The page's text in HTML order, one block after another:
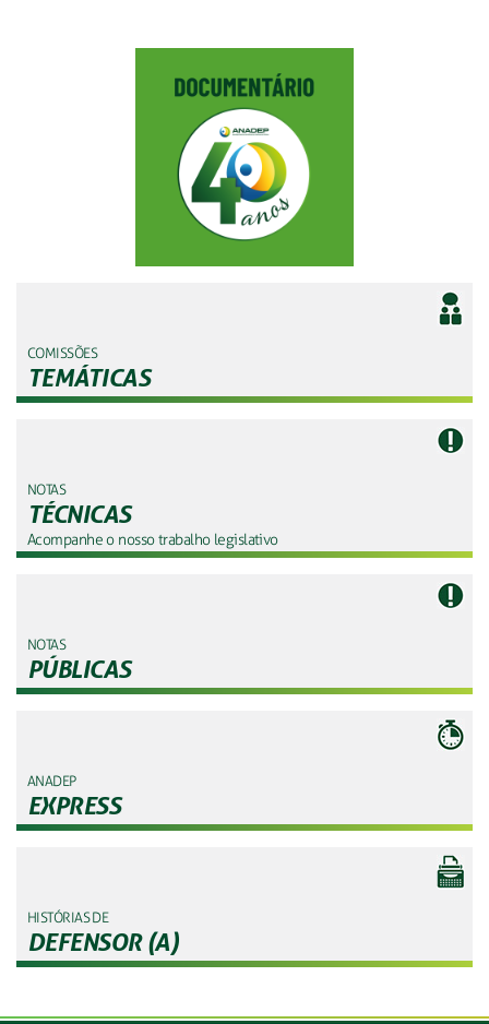
COMISSÕES
TEMÁTICAS
NOTAS
TÉCNICAS
Acompanhe o nosso trabalho legislativo
NOTAS
PÚBLICAS
ANADEP
EXPRESS
HISTÓRIAS DE
DEFENSOR (A)